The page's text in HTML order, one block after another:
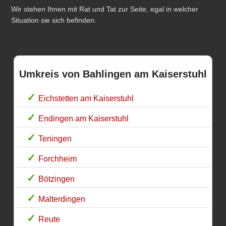
Wir stehen Ihnen mit Rat und Tat zur Seite, egal in welcher
Situation sie sich befinden.
Umkreis von Bahlingen am Kaiserstuhl
Eichstetten am Kaiserstuhl
Endingen am Kaiserstuhl
Teningen
Forchheim
Bötzingen
Malterdingen
Reute